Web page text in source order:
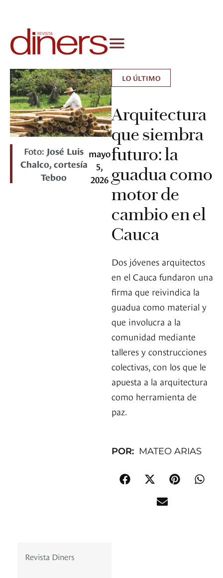
Foto: José Luis
Chalco, cortesía
Teboo
mayo
5,
2026
LO ÚLTIMO
Arquitectura
que siembra
futuro: la
guadua como
motor de
cambio en el
Cauca
Dos jóvenes arquitectos
en el Cauca fundaron una
firma que reivindica la
guadua como material y
que involucra a la
comunidad mediante
talleres y construcciones
colectivas, con los que le
apuesta a la arquitectura
como herramienta de
paz.
POR: MATEO ARIAS
Revista Diners